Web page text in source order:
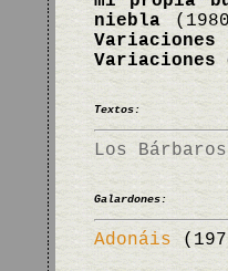
niebla
Variaciones
Textos:
Los Bárbaros
Galardones:
Adonáis